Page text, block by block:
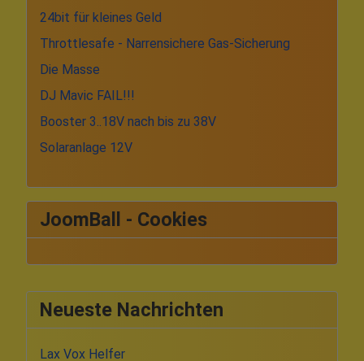
Neueste Nachrichten
Lax Vox Helfer
24bit für kleines Geld
Throttlesafe - Narrensichere Gas-Sicherung
Die Masse
DJ Mavic FAIL!!!
Booster 3..18V nach bis zu 38V
Solaranlage 12V
JoomBall - Cookies